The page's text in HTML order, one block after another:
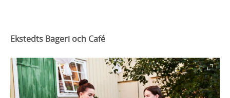
Ekstedts Bageri och Café